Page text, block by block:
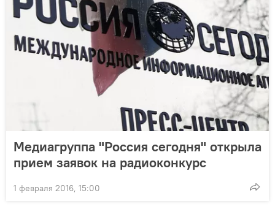
Медиагруппа "Россия сегодня" открыла
прием заявок на радиоконкурс
1 февраля 2016, 15:00